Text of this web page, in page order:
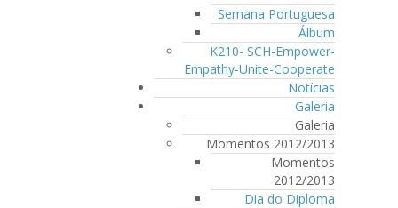
Semana Portuguesa
Álbum
K210- SCH-Empower-
Empathy-Unite-Cooperate
Notícias
Galeria
Galeria
Momentos 2012/2013
Momentos
2012/2013
Dia do Diploma